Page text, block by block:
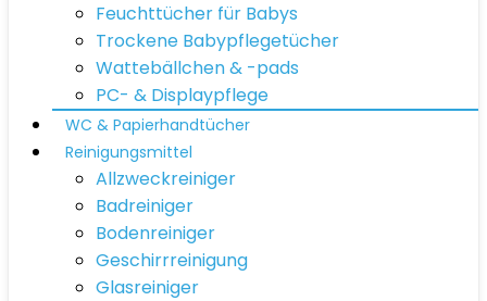
Feuchttücher für Babys
Trockene Babypflegetücher
Wattebällchen & -pads
PC- & Displaypflege
WC & Papierhandtücher
Reinigungsmittel
Allzweckreiniger
Badreiniger
Bodenreiniger
Geschirrreinigung
Glasreiniger